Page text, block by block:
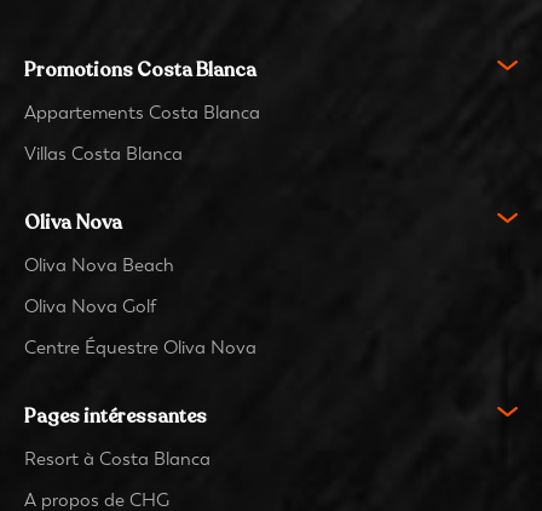
Promotions Costa Blanca
Appartements Costa Blanca
Villas Costa Blanca
Oliva Nova
Oliva Nova Beach
Oliva Nova Golf
Centre Équestre Oliva Nova
Pages intéressantes
Resort à Costa Blanca
A propos de CHG